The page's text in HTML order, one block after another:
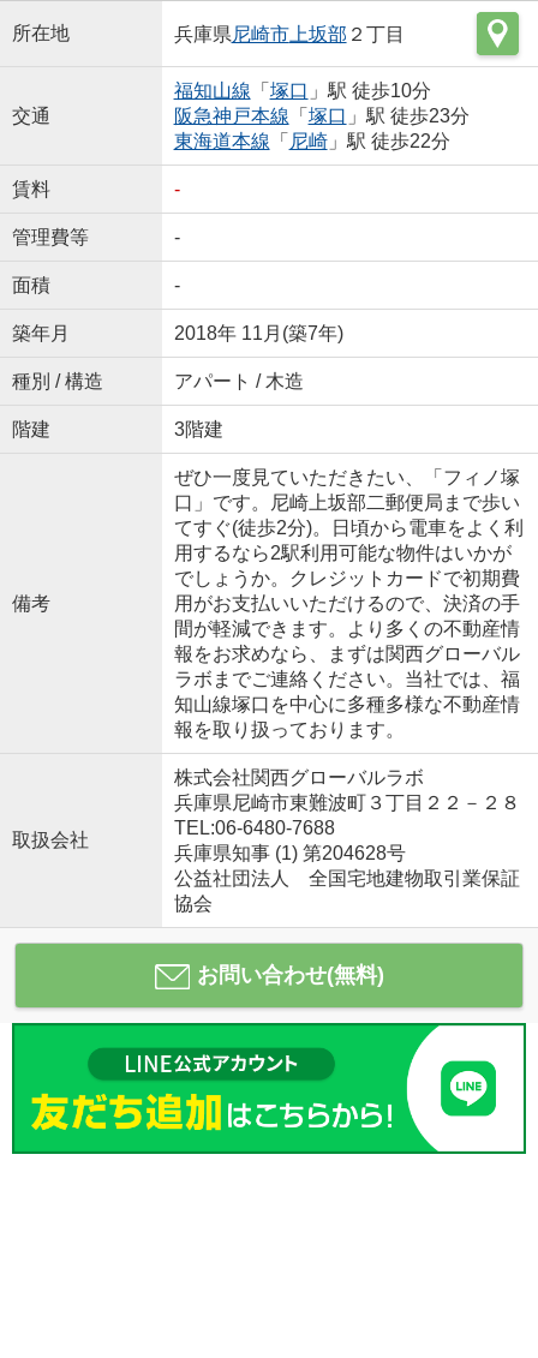
所在地 兵庫県尼崎市上坂部 ２丁目
交通
福知山線 「 塚口 」駅 徒歩10分
阪急神戸本線 「 塚口 」駅 徒歩23分
東海道本線 「 尼崎」駅 徒歩22分
賃料 -
管理費等 -
面積 -
築年月 2018年 11月(築7年)
種別 / 構造 アパート / 木造
階建 3階建
備考
ぜひ一度見ていただきたい、「フィノ塚
口」です。尼崎上坂部二郵便局まで歩い
てすぐ(徒歩2分)。日頃から電車をよく利
用するなら2駅利用可能な物件はいかが
でしょうか。クレジットカードで初期費
用がお支払いいただけるので、決済の手
間が軽減できます。より多くの不動産情
報をお求めなら、まずは関西グローバル
ラボまでご連絡ください。当社では、福
知山線塚口を中心に多種多様な不動産情
報を取り扱っております。
取扱会社
株式会社関西グローバルラボ
兵庫県尼崎市東難波町３丁目２２－２８
TEL:06-6480-7688
兵庫県知事 (1) 第204628号
公益社団法人 全国宅地建物取引業保証
協会
お問い合わせ(無料)